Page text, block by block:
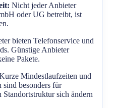
Nicht jeder Anbieter
oder UG betreibt, ist
bieten Telefonservice und
Günstige Anbieter
Pakete.
Mindestlaufzeiten und
besonders für
sich ändern